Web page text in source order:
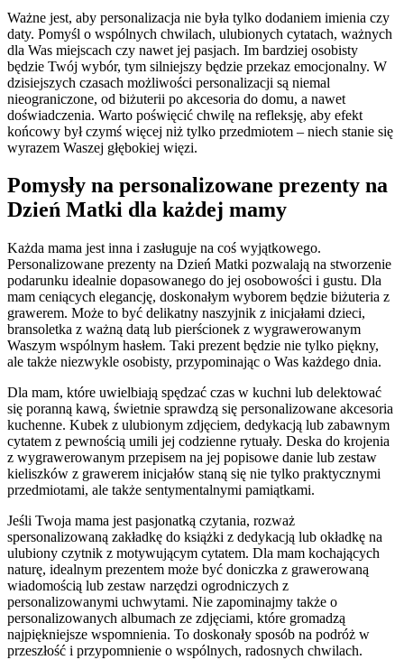
Ważne jest, aby personalizacja nie była tylko dodaniem imienia czy
daty. Pomyśl o wspólnych chwilach, ulubionych cytatach, ważnych
dla Was miejscach czy nawet jej pasjach. Im bardziej osobisty
będzie Twój wybór, tym silniejszy będzie przekaz emocjonalny. W
dzisiejszych czasach możliwości personalizacji są niemal
nieograniczone, od biżuterii po akcesoria do domu, a nawet
doświadczenia. Warto poświęcić chwilę na refleksję, aby efekt
końcowy był czymś więcej niż tylko przedmiotem – niech stanie się
wyrazem Waszej głębokiej więzi.
Pomysły na personalizowane prezenty na
Dzień Matki dla każdej mamy
Każda mama jest inna i zasługuje na coś wyjątkowego.
Personalizowane prezenty na Dzień Matki pozwalają na stworzenie
podarunku idealnie dopasowanego do jej osobowości i gustu. Dla
mam ceniących elegancję, doskonałym wyborem będzie biżuteria z
grawerem. Może to być delikatny naszyjnik z inicjałami dzieci,
bransoletka z ważną datą lub pierścionek z wygrawerowanym
Waszym wspólnym hasłem. Taki prezent będzie nie tylko piękny,
ale także niezwykle osobisty, przypominając o Was każdego dnia.
Dla mam, które uwielbiają spędzać czas w kuchni lub delektować
się poranną kawą, świetnie sprawdzą się personalizowane akcesoria
kuchenne. Kubek z ulubionym zdjęciem, dedykacją lub zabawnym
cytatem z pewnością umili jej codzienne rytuały. Deska do krojenia
z wygrawerowanym przepisem na jej popisowe danie lub zestaw
kieliszków z grawerem inicjałów staną się nie tylko praktycznymi
przedmiotami, ale także sentymentalnymi pamiątkami.
Jeśli Twoja mama jest pasjonatką czytania, rozważ
spersonalizowaną zakładkę do książki z dedykacją lub okładkę na
ulubiony czytnik z motywującym cytatem. Dla mam kochających
naturę, idealnym prezentem może być doniczka z grawerowaną
wiadomością lub zestaw narzędzi ogrodniczych z
personalizowanymi uchwytami. Nie zapominajmy także o
personalizowanych albumach ze zdjęciami, które gromadzą
najpiękniejsze wspomnienia. To doskonały sposób na podróż w
przeszłość i przypomnienie o wspólnych, radosnych chwilach.